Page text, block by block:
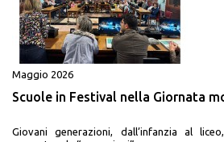
Maggio 2026
Scuole in Festival nella Giornata
Giovani generazioni, dall’infanzia al